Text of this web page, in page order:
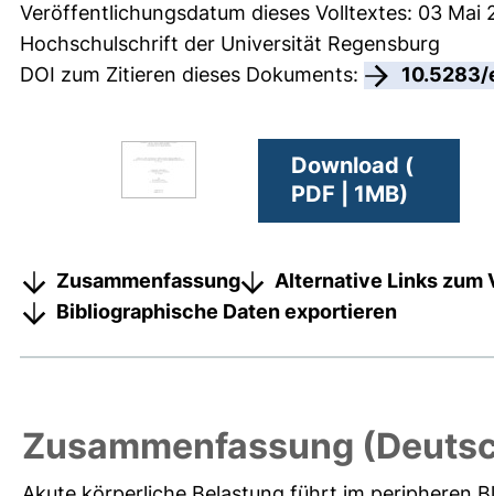
Veröffentlichungsdatum dieses Volltextes: 03 Mai
Hochschulschrift der Universität Regensburg
DOI zum Zitieren dieses Dokuments:
Download (
PDF | 1MB)
Zusammenfassung
Alternative Links zum
Bibliographische Daten exportieren
Zusammenfassung